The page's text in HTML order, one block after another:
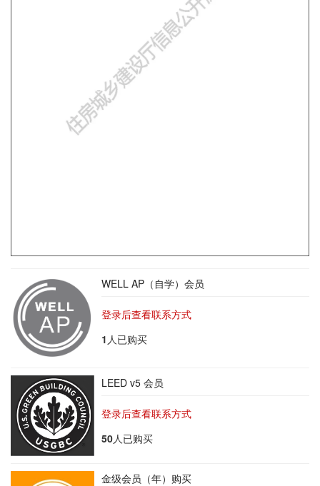
WELL AP（自学）会员
登录后查看联系方式
1 人已购买
LEED v5 会员
登录后查看联系方式
50人已购买
金级会员（年）购买